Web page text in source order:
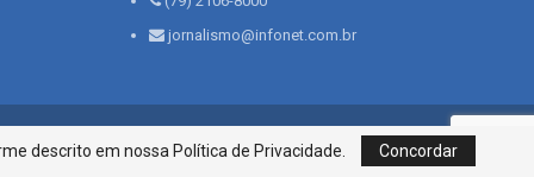
jornalismo@infonet.com.br
Bairro São José | Aracaju-SE, CEP 49015-030, Fone: 79.2106.8000 - CI
Centro de Informações LTDA
descrito em nossa Política de Privacidade. Concordar